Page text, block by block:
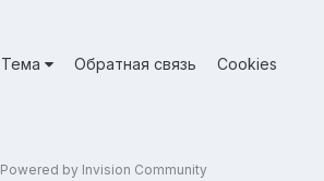
Тема Обратная связь
Cookies
Powered by Invision Community